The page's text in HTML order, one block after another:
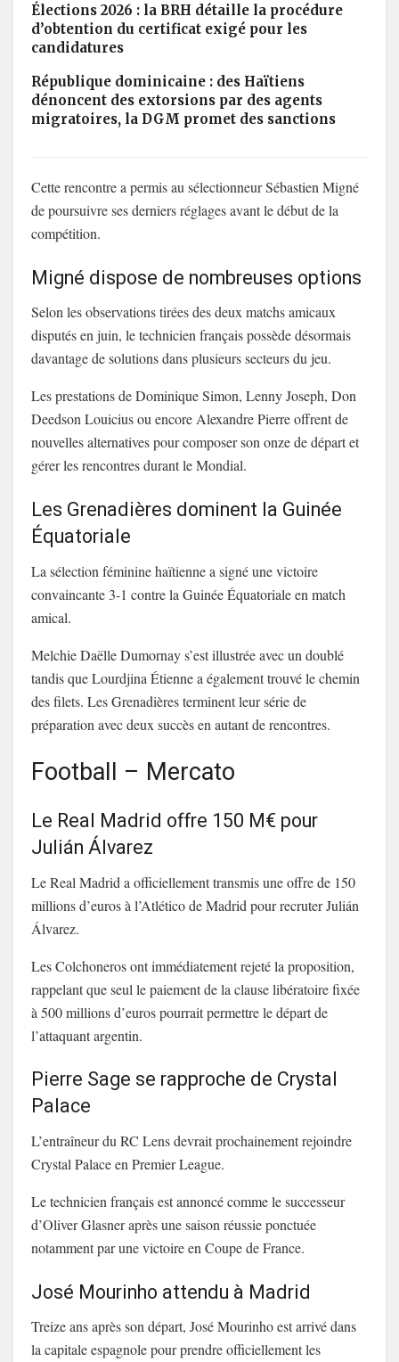
Élections 2026 : la BRH détaille la procédure
d’obtention du certificat exigé pour les
candidatures
République dominicaine : des Haïtiens
dénoncent des extorsions par des agents
migratoires, la DGM promet des sanctions
Cette rencontre a permis au sélectionneur Sébastien Migné
de poursuivre ses derniers réglages avant le début de la
compétition.
Migné dispose de nombreuses options
Selon les observations tirées des deux matchs amicaux
disputés en juin, le technicien français possède désormais
davantage de solutions dans plusieurs secteurs du jeu.
Les prestations de Dominique Simon, Lenny Joseph, Don
Deedson Louicius ou encore Alexandre Pierre offrent de
nouvelles alternatives pour composer son onze de départ et
gérer les rencontres durant le Mondial.
Les Grenadières dominent la Guinée
Équatoriale
La sélection féminine haïtienne a signé une victoire
convaincante 3-1 contre la Guinée Équatoriale en match
amical.
Melchie Daëlle Dumornay s’est illustrée avec un doublé
tandis que Lourdjina Étienne a également trouvé le chemin
des filets. Les Grenadières terminent leur série de
préparation avec deux succès en autant de rencontres.
Football – Mercato
Le Real Madrid offre 150 M€ pour
Julián Álvarez
Le Real Madrid a officiellement transmis une offre de 150
millions d’euros à l’Atlético de Madrid pour recruter Julián
Álvarez.
Les Colchoneros ont immédiatement rejeté la proposition,
rappelant que seul le paiement de la clause libératoire fixée
à 500 millions d’euros pourrait permettre le départ de
l’attaquant argentin.
Pierre Sage se rapproche de Crystal
Palace
L’entraîneur du RC Lens devrait prochainement rejoindre
Crystal Palace en Premier League.
Le technicien français est annoncé comme le successeur
d’Oliver Glasner après une saison réussie ponctuée
notamment par une victoire en Coupe de France.
José Mourinho attendu à Madrid
Treize ans après son départ, José Mourinho est arrivé dans
la capitale espagnole pour prendre officiellement les